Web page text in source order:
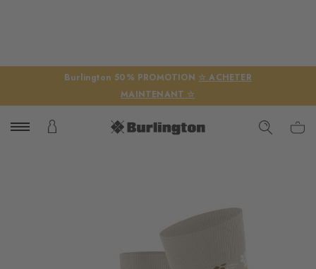
Burlington 50% PROMOTION ☆ ACHETER
MAINTENANT ☆